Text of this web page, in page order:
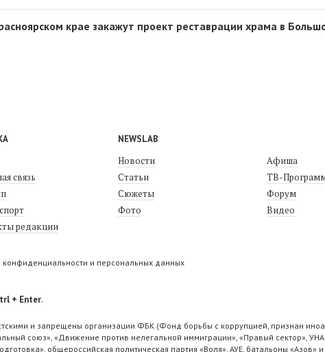
крае закажут проект реставрации храма в
связь
редакции
NEWSLAB
Новости
Статьи
Сюжеты
Фото
Афиша
ТВ-
Форум
Видео
конфиденциальности и персональных данных
+ Enter.
и запрещены организации ФБК (Фонд борьбы с коррупцией, признан
союз», «Движение против нелегальной иммиграции», «Правый сектор»,
общероссийская политическая партия «Воля», АУЕ, батальоны